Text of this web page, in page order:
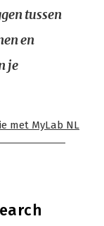
tussen
en
je
met MyLab NL